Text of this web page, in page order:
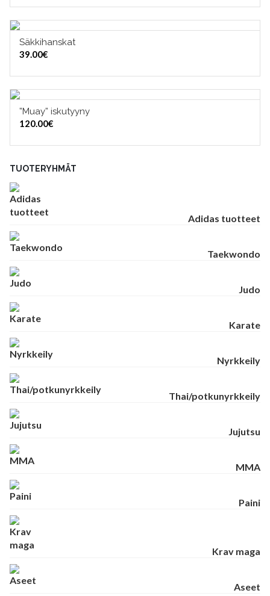
Säkkihanskat
39.00€
”Muay” iskutyyny
120.00€
TUOTERYHMÄT
Adidas tuotteet
Taekwondo
Judo
Karate
Nyrkkeily
Thai/potkunyrkkeily
Jujutsu
MMA
Paini
Krav maga
Aseet